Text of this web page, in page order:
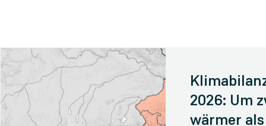
2026: Um
wärmer